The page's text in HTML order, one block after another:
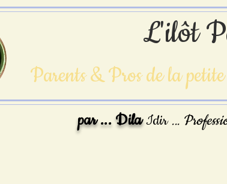
L'ilôt
Parents & Pros de la
par ... DilaIdir ...